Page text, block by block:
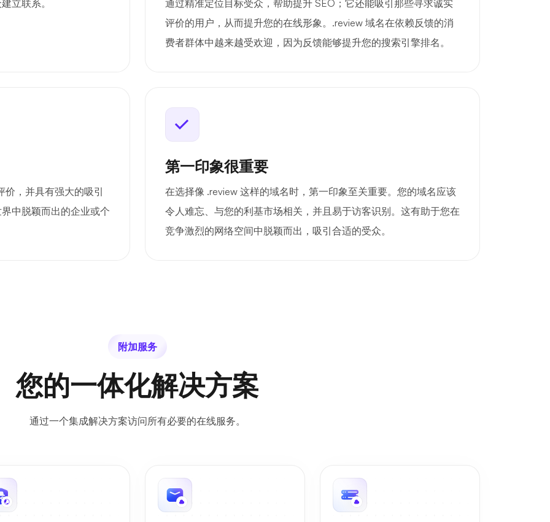
立联系。
通过精准定位目标受众，帮助提升 SEO；它还能吸引那些寻求诚实
评价的用户，从而提升您的在线形象。.review 域名在依赖反馈的消
费者群体中越来越受欢迎，因为反馈能够提升您的搜索引擎排名。
价，并具有强大的吸引
中脱颖而出的企业或个
第一印象很重要
在选择像 .review 这样的域名时，第一印象至关重要。您的域名应该
令人难忘、与您的利基市场相关，并且易于访客识别。这有助于您在
竞争激烈的网络空间中脱颖而出，吸引合适的受众。
附加服务
您的一体化解决方案
通过一个集成解决方案访问所有必要的在线服务。